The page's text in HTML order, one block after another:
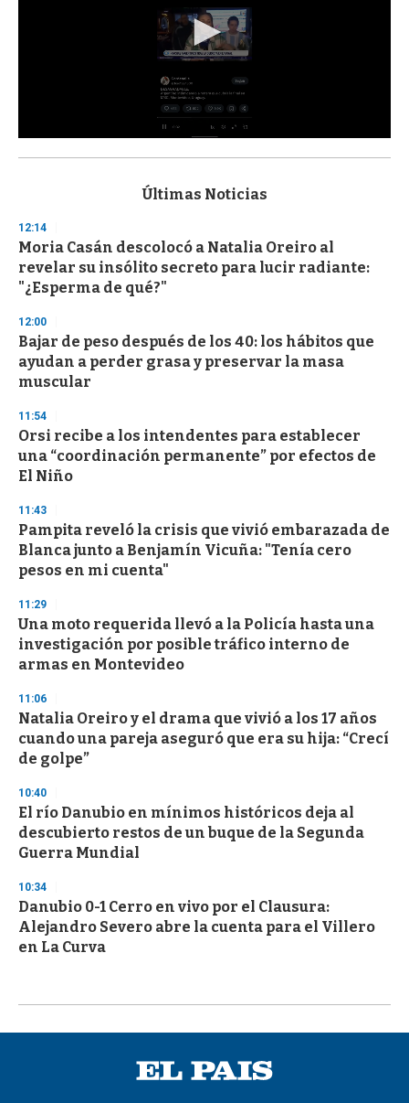
s
d
s
o
f
s
e
c
o
n
s
Últimas Noticias
12:14
Moria Casán descolocó a Natalia Oreiro al
revelar su insólito secreto para lucir radiante:
"¿Esperma de qué?"
12:00
Bajar de peso después de los 40: los hábitos que
ayudan a perder grasa y preservar la masa
muscular
11:54
Orsi recibe a los intendentes para establecer
una “coordinación permanente” por efectos de
El Niño
11:43
Pampita reveló la crisis que vivió embarazada de
Blanca junto a Benjamín Vicuña: "Tenía cero
pesos en mi cuenta"
11:29
Una moto requerida llevó a la Policía hasta una
investigación por posible tráfico interno de
armas en Montevideo
11:06
Natalia Oreiro y el drama que vivió a los 17 años
cuando una pareja aseguró que era su hija: “Crecí
de golpe”
10:40
El río Danubio en mínimos históricos deja al
descubierto restos de un buque de la Segunda
Guerra Mundial
10:34
Danubio 0-1 Cerro en vivo por el Clausura:
Alejandro Severo abre la cuenta para el Villero
en La Curva